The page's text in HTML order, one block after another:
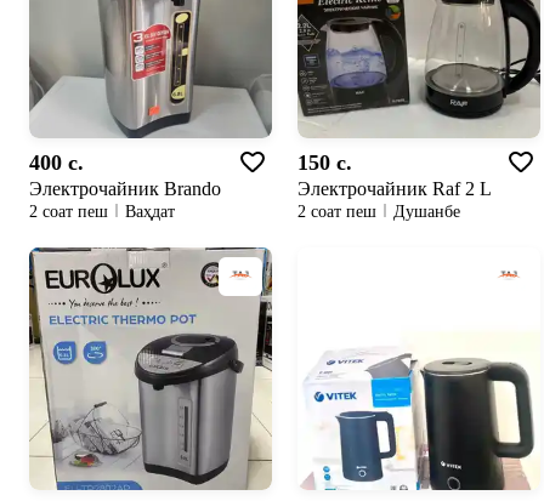
400 c.
Электрочайник Brando
2 соат пеш Ваҳдат
150 c.
Электрочайник Raf 2 L
2 соат пеш Душанбе